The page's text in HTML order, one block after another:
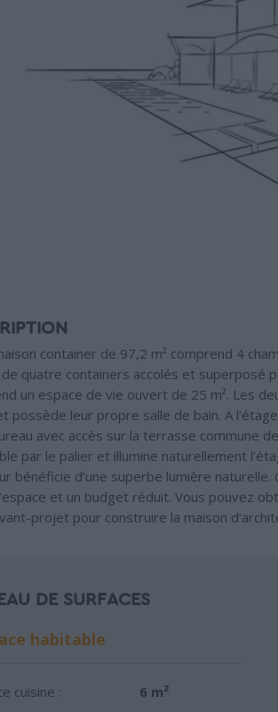
container de 97,2 m² comprend 4
quatre containers accolés et superposé
un espace de vie ouvert de 25 m². Les
possède leur propre salle de bain. A
avec accès sur la terrasse commune
par le palier et illumine naturellement
bénéficie d’une superbe lumière
et un budget réduit. Vous pouvez
projet pour construire la maison
DE SURFACES
habitable
cuisine :
6 m²